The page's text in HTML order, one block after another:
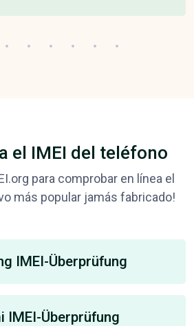
el IMEI del teléfono
para comprobar en línea el
más popular jamás fabricado!
IMEI-Überprüfung
IMEI-Überprüfung